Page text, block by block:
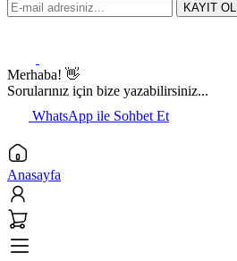
KAYIT OL
Merhaba! 👋
Sorularınız için bize yazabilirsiniz...
WhatsApp ile Sohbet Et
Anasayfa